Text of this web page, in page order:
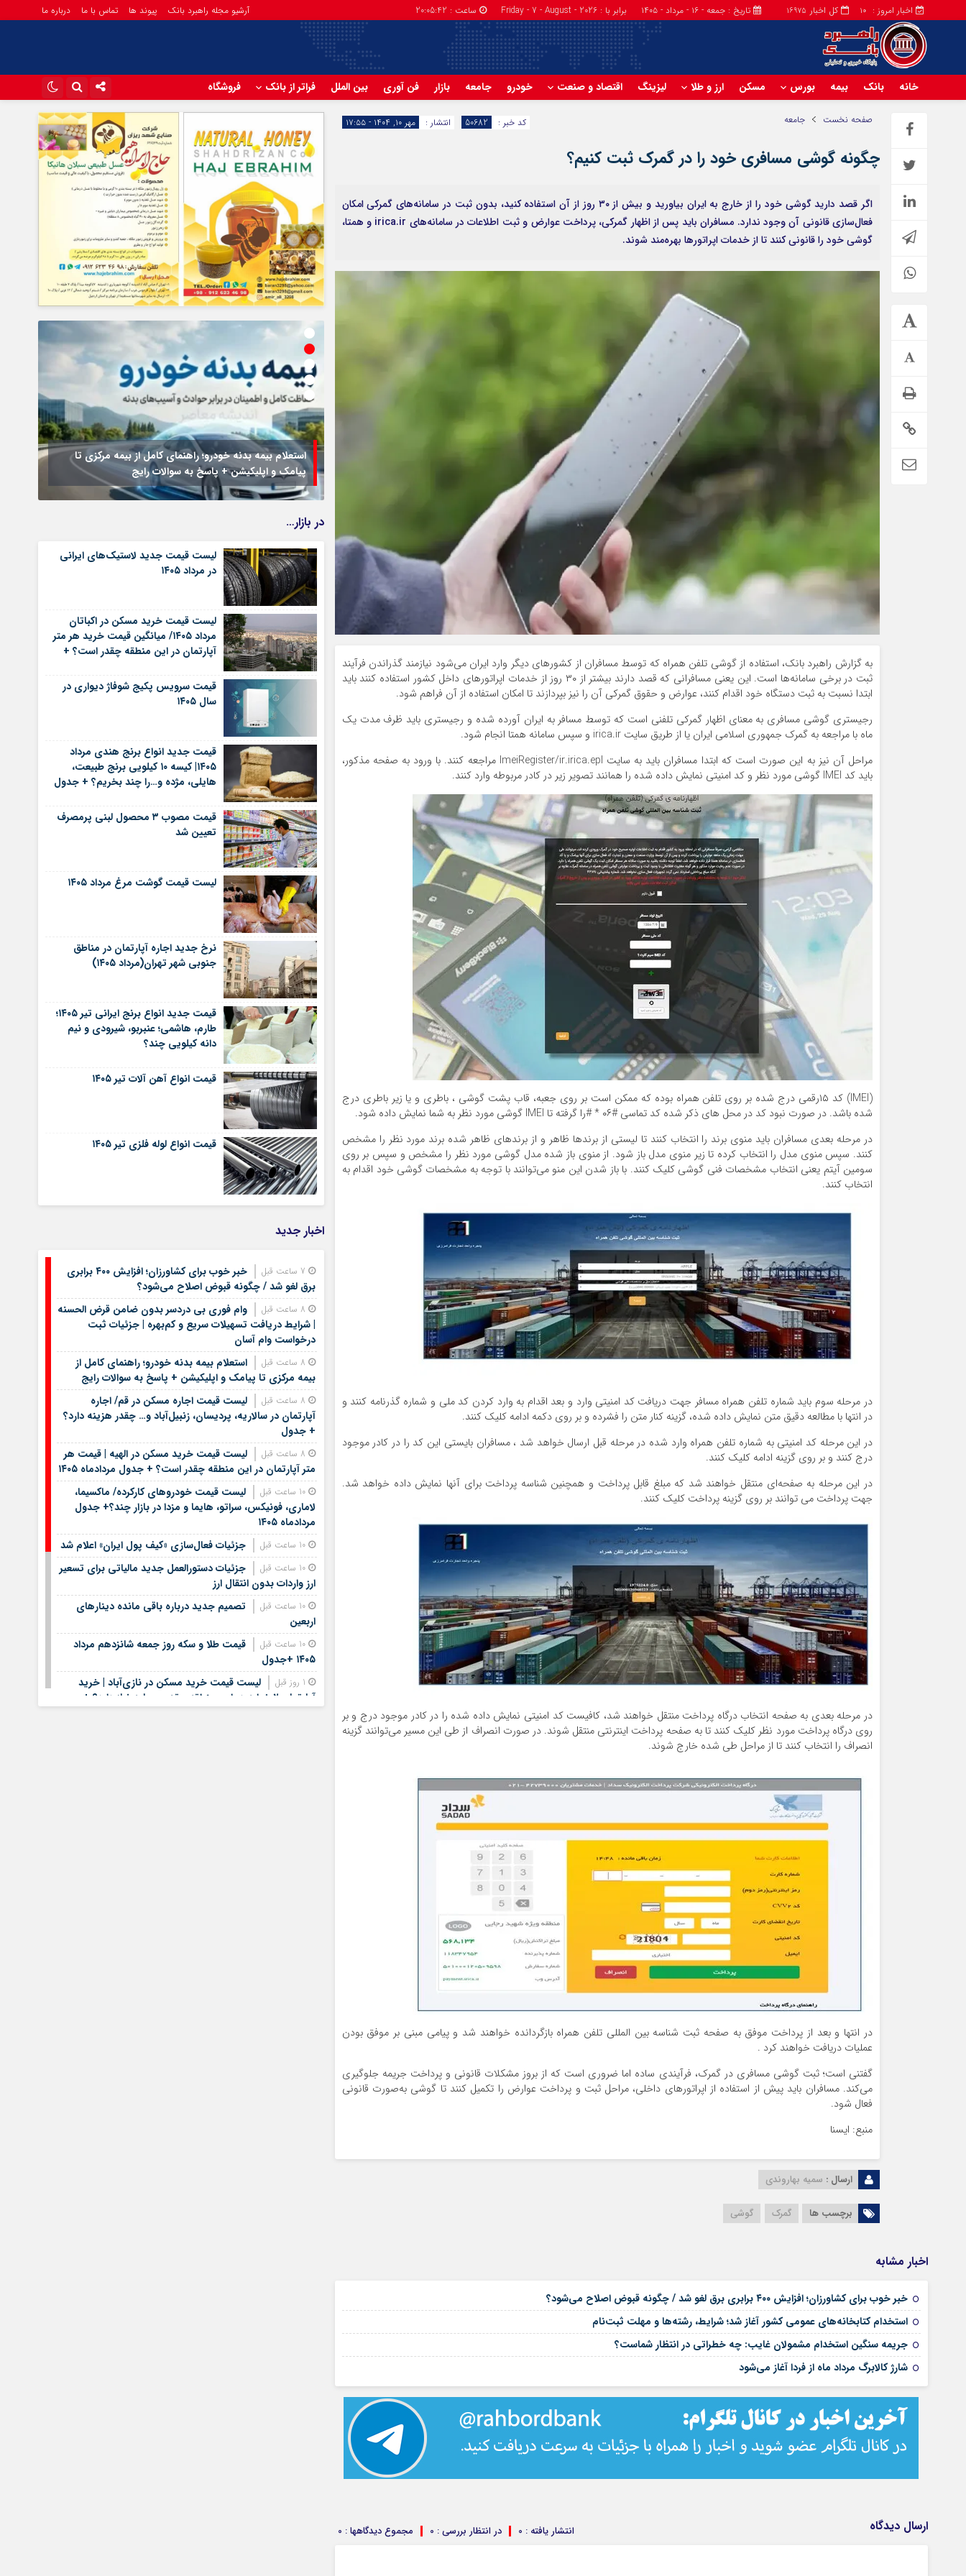
کل اخبار 16975 اخبار امروز : 10 تاریخ : جمعه - ۱۶ - مرداد - ۱۴۰۵ برابر با : Friday - 7 - August - 2026 ساعت : 20:05:43 آرشیو مجله راهبرد بانک پیوند ها تماس با ما درباره ما
خانه بانک بیمه بورس مسکن ارز و طلا لیزینگ اقتصاد و صنعت خودرو جامعه بازار فن آوری بین الملل فراتر از بانک فروشگاه
اینستاگرام
تلگرام
آپارات
صفحه نخست جامعه انتشار : مهر ۱۰, ۱۴۰۴ - ۱۷:۵۵ کد خبر : 50682
چگونه گوشی مسافری خود را در گمرک ثبت کنیم؟
اگر قصد دارید گوشی خود را از خارج به ایران بیاورید و بیش از ۳۰ روز از آن استفاده کنید، بدون ثبت در سامانه‌های گمرکی امکان
فعال‌سازی قانونی آن وجود ندارد. مسافران باید پس از اظهار گمرکی، پرداخت عوارض و ثبت اطلاعات در سامانه‌های irica.ir و همتا،
گوشی خود را قانونی کنند تا از خدمات اپراتورها بهره‌مند شوند.
به گزارش راهبرد بانک، استفاده از گوشی تلفن همراه که توسط مسافران از کشورهای دیگر وارد ایران می‌شود نیازمند گذراندن فرآیند
ثبت در برخی سامانه‌ها است. این یعنی مسافرانی که قصد دارند بیشتر از ۳۰ روز از خدمات اپراتورهای داخل کشور استفاده کنند باید
ابتدا نسبت به ثبت دستگاه خود اقدام کنند، عوارض و حقوق گمرکی آن را نیز بپردازند تا امکان استفاده از آن فراهم شود.
رجیستری گوشی مسافری به معنای اظهار گمرکی تلفنی است که توسط مسافر به ایران آورده شده و رجیستری باید ظرف مدت یک
ماه با مراجعه به گمرک جمهوری اسلامی ایران یا از طریق سایت irica.ir و سپس سامانه همتا انجام شود.
مراحل آن نیز به این صورت است که ابتدا مسافران باید به سایت ImeiRegister/ir.irica.epl مراجعه کنند. با ورود به صفحه مذکور،
باید کد IMEI گوشی مورد نظر و کد امنیتی نمایش داده شده را همانند تصویر زیر در کادر مربوطه وارد کنند.
(IMEI) کد ۱۵رقمی درج شده بر روی تلفن همراه بوده که ممکن است بر روی جعبه، قاب پشت گوشی ، باطری و یا زیر باطری درج
شده باشد. در صورت نبود کد در محل های ذکر شده کد تماسی #۰۶ * #را گرفته تا IMEI گوشی مورد نظر به شما نمایش داده شود.
در مرحله بعدی مسافران باید منوی برند را انتخاب کنند تا لیستی از برندها ظاهر و از برندهای ظاهر شده برند مورد نظر را مشخص
کنند. سپس منوی مدل را انتخاب کرده تا زیر منوی مدل باز شود. از منوی باز شده مدل گوشی مورد نظر را مشخص و سپس بر روی
سومین آیتم یعنی انتخاب مشخصات فنی گوشی کلیک کنند. با باز شدن این منو می‌توانند با توجه به مشخصات گوشی خود اقدام به
انتخاب کنند.
در مرحله سوم باید شماره تلفن همراه مسافر جهت دریافت کد امنیتی وارد و بعد اقدام به وارد کردن کد ملی و شماره گذرنامه کنند و
در انتها با مطالعه دقیق متن نمایش داده شده، گزینه کنار متن را فشرده و بر روی دکمه ادامه کلیک کنند.
در این مرحله کد امنیتی به شماره تلفن همراه وارد شده در مرحله قبل ارسال خواهد شد ، مسافران بایستی این کد را در کادر موجود
درج کنند و بر روی گزینه ادامه کلیک کنند.
در این مرحله به صفحه‌ای منتقل خواهند شد که مبلغ قابل پرداخت و همچنین شناسه پرداخت برای آنها نمایش داده خواهد شد.
جهت پرداخت می توانند بر روی گزینه پرداخت کلیک کنند.
در مرحله بعدی به صفحه انتخاب درگاه پرداخت منتقل خواهند شد، کافیست کد امنیتی نمایش داده شده را در کادر موجود درج و بر
روی درگاه پرداخت مورد نظر کلیک کنند تا به صفحه پرداخت اینترنتی منتقل شوند. در صورت انصراف از طی این مسیر می‌توانند گزینه
انصراف را انتخاب کنند تا از مراحل طی شده خارج شوند.
در انتها و بعد از پرداخت موفق به صفحه ثبت شناسه بین المللی تلفن همراه بازگردانده خواهند شد و پیامی مبنی بر موفق بودن
عملیات دریافت خواهند کرد .
گفتنی است؛ ثبت گوشی مسافری در گمرک، فرآیندی ساده اما ضروری است که از بروز مشکلات قانونی و پرداخت جریمه جلوگیری
می‌کند. مسافران باید پیش از استفاده از اپراتورهای داخلی، مراحل ثبت و پرداخت عوارض را تکمیل کنند تا گوشی به‌صورت قانونی
فعال شود.
منبع: ایسنا
ارسال : سمیه بهاروندی
برچسب ها گمرک گوشی
اخبار مشابه
خبر خوب برای کشاورزان؛ افزایش ۴۰۰ برابری برق لغو شد / چگونه قبوض اصلاح می‌شود؟
استخدام کتابخانه‌های عمومی کشور آغاز شد؛ شرایط، رشته‌ها و مهلت ثبت‌نام
جریمه سنگین استخدام مشمولان غایب: چه خطراتی در انتظار شماست؟
شارژ کالابرگ مرداد ماه از فردا آغاز می‌شود
ارسال دیدگاه مجموع دیدگاهها : 0 در انتظار بررسی : 0 انتشار یافته : 0
تمدید خودکار بیمه سلامت دهک‌های اقتصادی ۱ تا ۵ تهران
وام فوری بی دردسر بدون ضامن قرض الحسنه | شرایط
دریافت تسهیلات سریع و کم‌بهره | جزئیات ثبت درخواست
وام آسان
استعلام بیمه بدنه خودرو؛ راهنمای کامل از بیمه مرکزی تا
پیامک و اپلیکیشن + پاسخ به سوالات رایج
در بازار…
لیست قیمت جدید لاستیک‌های ایرانی
در مرداد ۱۴۰۵
لیست قیمت خرید مسکن در اکباتان
مرداد ۱۴۰۵/ میانگین قیمت خرید هر متر
آپارتمان در این منطقه چقدر است؟ +
قیمت سرویس پکیج شوفاژ دیواری در
سال ۱۴۰۵
قیمت جدید انواع برنج هندی مرداد
۱۴۰۵| کیسه ۱۰ کیلویی برنج طبیعت،
هایلی، مژده و…را چند بخریم؟ + جدول
قیمت مصوب ۳ محصول لبنی پرمصرف
تعیین شد
لیست قیمت گوشت مرغ مرداد ۱۴۰۵
نرخ جدید اجاره آپارتمان در مناطق
جنوبی شهر تهران(مرداد ۱۴۰۵)
قیمت جدید انواع برنج ایرانی تیر ۱۴۰۵؛
طارم، هاشمی؛ عنبربو، شیرودی و نیم
دانه کیلویی چند؟
قیمت انواع آهن آلات تیر ۱۴۰۵
قیمت انواع لوله فلزی تیر ۱۴۰۵
اخبار جدید
خبر خوب برای کشاورزان؛ افزایش ۴۰۰ برابری
برق لغو شد / چگونه قبوض اصلاح می‌شود؟
وام فوری بی دردسر بدون ضامن قرض الحسنه
| شرایط دریافت تسهیلات سریع و کم‌بهره | جزئیات ثبت
درخواست وام آسان
استعلام بیمه بدنه خودرو؛ راهنمای کامل از
بیمه مرکزی تا پیامک و اپلیکیشن + پاسخ به سوالات رایج
لیست قیمت اجاره مسکن در قم/ اجاره
آپارتمان در سالاریه، پردیسان، زنبیل‌آباد و… چقدر هزینه دارد؟
+ جدول
لیست قیمت خرید مسکن در الهیه | قیمت هر
متر آپارتمان در این منطقه چقدر است؟ + جدول مردادماه ۱۴۰۵
10 ساعت قبل
لیست قیمت خودروهای کارکرده/ ماکسیما،
لاماری، فونیکس، سراتو، هایما و مزدا در بازار چند؟+ جدول
مردادماه ۱۴۰۵
10 ساعت قبل جزئیات فعال‌سازی «کیف پول ایران» اعلام شد
10 ساعت قبل
جزئیات دستورالعمل جدید مالیاتی برای تسعیر
ارز واردات بدون انتقال ارز
10 ساعت قبل
تصمیم جدید درباره باقی مانده دینارهای
اربعین
10 ساعت قبل
قیمت طلا و سکه روز جمعه شانزدهم مرداد
۱۴۰۵ +جدول
لیست قیمت خرید مسکن در نازی‌آباد | خرید
آپارتمان ۲ خوابه در این منطقه چقدر سرمایه نیاز دارد؟ +